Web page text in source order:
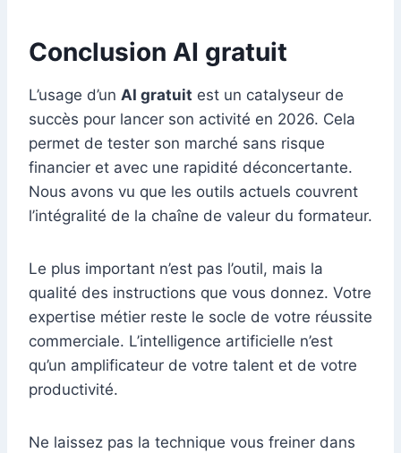
Conclusion AI gratuit
L’usage d’un AI gratuit est un catalyseur de
succès pour lancer son activité en 2026. Cela
permet de tester son marché sans risque
financier et avec une rapidité déconcertante.
Nous avons vu que les outils actuels couvrent
l’intégralité de la chaîne de valeur du formateur.
Le plus important n’est pas l’outil, mais la
qualité des instructions que vous donnez. Votre
expertise métier reste le socle de votre réussite
commerciale. L’intelligence artificielle n’est
qu’un amplificateur de votre talent et de votre
productivité.
Ne laissez pas la technique vous freiner dans